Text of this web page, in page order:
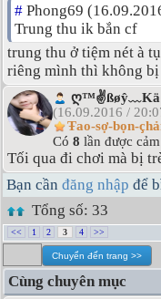
# Phong69
Trung thu ik bắn cf
trung thu ở tiệm nét à
riêng mình thì không bị
(16.09.2016 /
Ŧao-sợ-bọn-
Có 8 lần được
Tối qua đi chơi mà bị
Bạn cần đăng nhập để
Tổng số: 33
<< 1 2 3 4 >>
Cùng chuyên mục